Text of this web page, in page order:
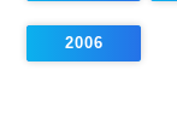
2006